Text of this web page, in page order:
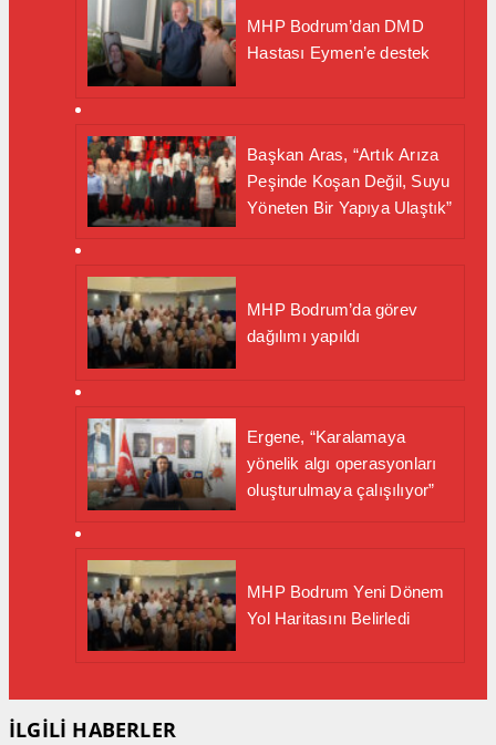
MHP Bodrum’dan DMD
Hastası Eymen’e destek
Başkan Aras, “Artık Arıza
Peşinde Koşan Değil, Suyu
Yöneten Bir Yapıya Ulaştık”
MHP Bodrum’da görev
dağılımı yapıldı
Ergene, “Karalamaya
yönelik algı operasyonları
oluşturulmaya çalışılıyor”
MHP Bodrum Yeni Dönem
Yol Haritasını Belirledi
İLGİLİ HABERLER